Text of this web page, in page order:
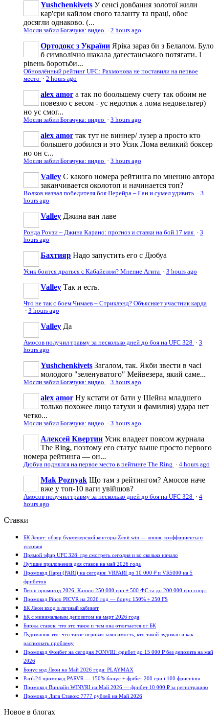
Yushchenkivets У сенсі довбання золотої жили
кар'єри кайлом свого таланту та праці, обоє
досягли однаково. (...
Мосли забил Богачука: видео · 2 hours ago
Ортодокс з України Яріка зараз би з Белалом. Було
б символічно шакала дагестанського потягати. І
рівень боротьби...
Обновлённый рейтинг UFC: Рахмонова не поставили на первое
место · 2 hours ago
alex amor а так по боольшему счету так обоим не
повезло с весом - ус недотяж а лома недовельтер)
но ус смог...
Мосли забил Богачука: видео · 3 hours ago
alex amor так тут не виннер/ лузер а просто кто
большего добился и это Усик Лома великий боксер
но он с...
Мосли забил Богачука: видео · 3 hours ago
Valley С какого номера рейтинга по мнению автора
заканчивается околотоп и начинается топ?
Волков назвал победителя боя Перейра – Ган и сумел удивить · 3
hours ago
Valley Джина ван лаве
Ронда Роузи – Джина Карано: прогноз и ставки на бой 17 мая · 3
hours ago
Бахтияр Надо запустить его с Дюбуа
Усик боится драться с Кабайелом? Мнение Агита · 3 hours ago
Valley Так и есть.
Что не так с боем Чимаев – Стриклэнд? Объясняет участник карда
· 3 hours ago
Valley Да
Амосов получил травму за несколько дней до боя на UFC 328 · 3
hours ago
Yushchenkivets Загалом, так. Якби звести в часі
молодого "зеленуватого" Мейвезера, який саме...
Мосли забил Богачука: видео · 3 hours ago
alex amor Ну кстати от бати у Шейна младшего
только похожее лицо татухи и фамилия) удара нет
четко...
Мосли забил Богачука: видео · 3 hours ago
Алексей Квертин Усик владеет поясом журнала
The Ring, поэтому его статус выше просто первого
номера рейтинга — он...
Дюбуа поднялся на первое место в рейтинге The Ring · 4 hours ago
Mak Poznyak Що там з рейтингом? Амосов наче
вже у топ-10 ваги увійшов?
Амосов получил травму за несколько дней до боя на UFC 328 · 4
hours ago
Ставки
БК Зенит: обзор букмекерской конторы Zenit.win — линия, коэффициенты и
условия
Прямой эфир UFC 328: где смотреть сегодня и во сколько начало
Лучшие приложения для ставок на май 2026 года
Промокод Пари (PARI) на сегодня: VRPARI до 10 000 ₽ и VR5000 на 5
фрибетов
Beton промокод 2026: Казино 250 000 грн + 500 ФС та до 200 000 грн спорт
Промокод Pinco PICVR на 2026 год — бонус 150% + 250 FS
БК Леон вход в личный кабинет
БК с минимальным депозитом на март 2026 года
Биржа ставок: что это такое и чем она отличается от БК
Лудомания это: что такое игровая зависимость, кто такой лудоман и как
распознать проблему
Промокод Фонбет на сегодня FONVRI: фрибет до 15 000 ₽ без депозита на май
2026
Бонус код Леон на Май 2026 года: PLAYMAX
Parik24 промокод PARVR — 150% бонус + фрібет 200 грн і 100 фриспінів
Промокод Винлайн WINVRI на Май 2026 — фрибет 10 000 ₽ за регистрацию
Промокод Лига Ставок: 7777 рублей на Май 2026
Новое в блогах